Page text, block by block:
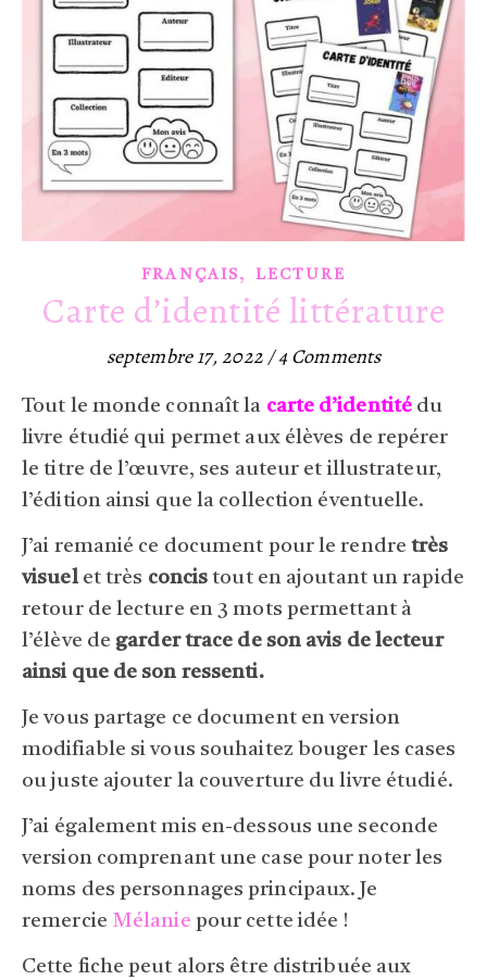
FRANÇAIS ,LECTURE
Carte d’identité littérature
septembre 17, 2022/4 Comments
Tout le monde connaît la carte d’identité du
livre étudié qui permet aux élèves de repérer
le titre de l’œuvre, ses auteur et illustrateur,
l’édition ainsi que la collection éventuelle.
J’ai remanié ce document pour le rendre très
visuelet très concis tout en ajoutant un rapide
retour de lecture en 3 mots permettant à
l’élève de garder trace de son avis de lecteur
ainsi que de son ressenti.
Je vous partage ce document en version
modifiable si vous souhaitez bouger les cases
ou juste ajouter la couverture du livre étudié.
J’ai également mis en-dessous une seconde
version comprenant une case pour noter les
noms des personnages principaux. Je
remercie Mélanie pour cette idée !
Cette fiche peut alors être distribuée aux